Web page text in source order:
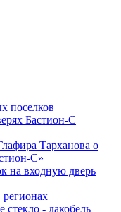
поселков
Бастион-С
Тарханова о
С»
на входную дверь
стекло - лакобель